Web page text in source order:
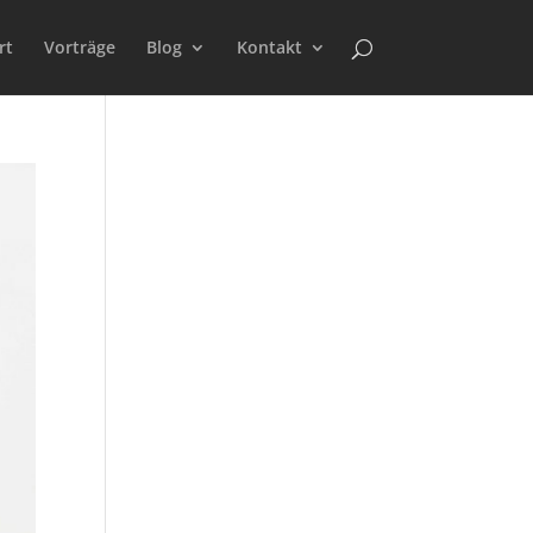
Vorträge Blog Kontakt